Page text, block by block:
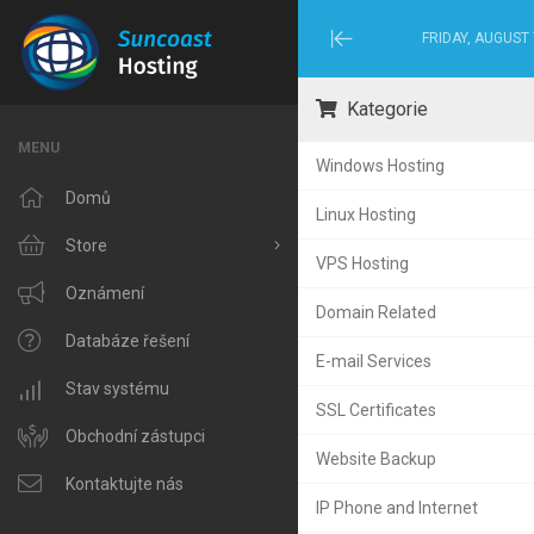
Minimize
Menu
FRIDAY,
MENU
Domů
Store
Browse All
Windows Hosting
Linux Hosting
VPS Hosting
Domain Related
Oznámení
Databáze řešení
Stav systému
Obchodní zástupci
Kontaktujte nás
Kategorie
Windows Hosting
Linux Hosting
VPS Hosting
Domain Related
E-mail Services
SSL Certificates
Website Backup
IP Phone and Internet